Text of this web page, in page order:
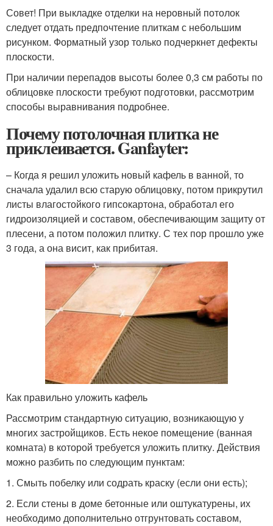
Совет! При выкладке отделки на неровный потолок
следует отдать предпочтение плиткам с небольшим
рисунком. Форматный узор только подчеркнет дефекты
плоскости.
При наличии перепадов высоты более 0,3 см работы по
облицовке плоскости требуют подготовки, рассмотрим
способы выравнивания подробнее.
Почему потолочная плитка не
приклеивается. Ganfayter:
– Когда я решил уложить новый кафель в ванной, то
сначала удалил всю старую облицовку, потом прикрутил
листы влагостойкого гипсокартона, обработал его
гидроизоляцией и составом, обеспечивающим защиту от
плесени, а потом положил плитку. С тех пор прошло уже
3 года, а она висит, как прибитая.
Как правильно уложить кафель
Рассмотрим стандартную ситуацию, возникающую у
многих застройщиков. Есть некое помещение (ванная
комната) в которой требуется уложить плитку. Действия
можно разбить по следующим пунктам:
1. Смыть побелку или содрать краску (если они есть);
2. Если стены в доме бетонные или оштукатурены, их
необходимо дополнительно отгрунтовать составом,